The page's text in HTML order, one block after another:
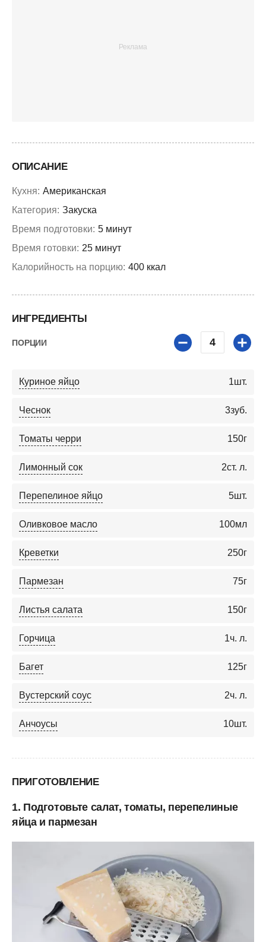
ОПИСАНИЕ
Кухня: Американская
Категория: Закуска
Время подготовки: 5 минут
Время готовки: 25 минут
Калорийность на порцию: 400 ккал
ИНГРЕДИЕНТЫ
ПОРЦИИ 4
Куриное яйцо 1шт.
Чеснок 3зуб.
Томаты черри 150г
Лимонный сок 2ст. л.
Перепелиное яйцо 5шт.
Оливковое масло 100мл
Креветки 250г
Пармезан 75г
Листья салата 150г
Горчица 1ч. л.
Багет 125г
Вустерский соус 2ч. л.
Анчоусы 10шт.
ПРИГОТОВЛЕНИЕ
1. Подготовьте салат, томаты, перепелиные
яйца и пармезан